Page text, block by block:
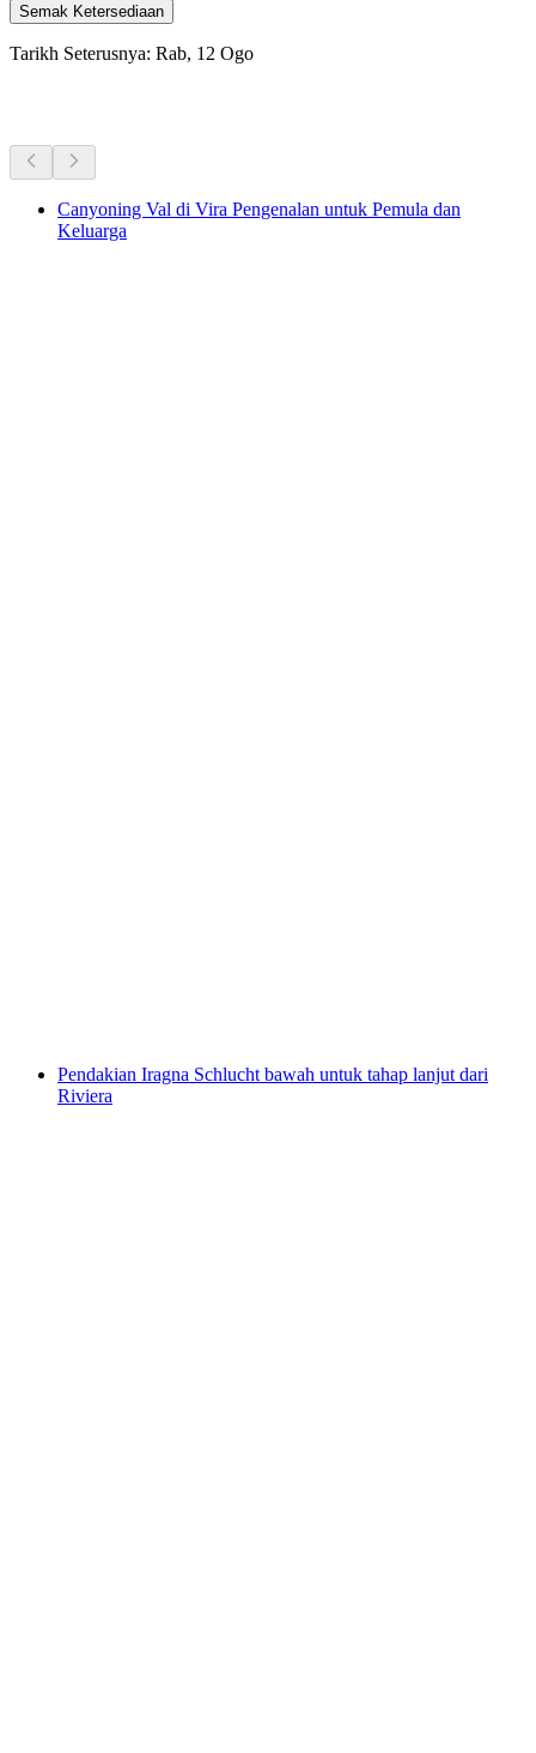
Semak Ketersediaan
Tarikh Seterusnya: Rab, 12 Ogo
Canyoning Val di Vira Pengenalan untuk Pemula dan
Keluarga
Pendakian Iragna Schlucht bawah untuk tahap lanjut dari
Riviera